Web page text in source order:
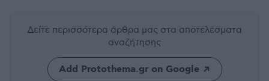
Δείτε περισσότερα άρθρα μας στα αποτελέσματα
αναζήτησης
Add Protothema.gr on Google